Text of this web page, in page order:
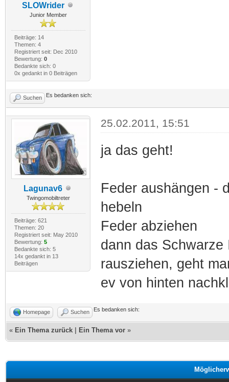
SLOWrider
Junior Member
Beiträge: 14
Themen: 4
Registriert seit: Dec 2010
Bewertung: 0
Bedankte sich: 0
0x gedankt in 0 Beiträgen
Suchen Es bedanken sich:
Lagunav6
Twingomobiltreter
Beiträge: 621
Themen: 20
Registriert seit: May 2010
Bewertung: 5
Bedankte sich: 5
14x gedankt in 13
Beiträgen
25.02.2011, 15:51
ja das geht!
Feder aushängen -
hebeln
Feder abziehen
dann das
rausziehen, geht
ev von hinten
Homepage Suchen Es bedanken sich:
« Ein Thema zurück Ein Thema vor »